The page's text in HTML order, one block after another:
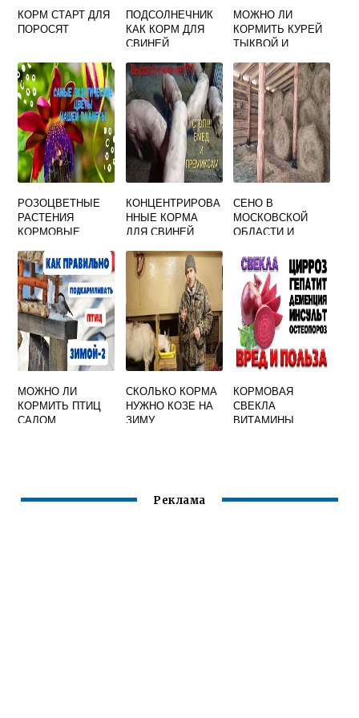
КОРМ СТАРТ ДЛЯ
ПОРОСЯТ
ПОДСОЛНЕЧНИК
КАК КОРМ ДЛЯ
СВИНЕЙ
МОЖНО ЛИ
КОРМИТЬ КУРЕЙ
ТЫКВОЙ И
РОЗОЦВЕТНЫЕ
РАСТЕНИЯ
КОРМОВЫЕ
КОНЦЕНТРИРОВА
ННЫЕ КОРМА
ДЛЯ СВИНЕЙ
СЕНО В
МОСКОВСКОЙ
ОБЛАСТИ И
ДОСТАВКОЙ
НЕДОРОГО
МОЖНО ЛИ
КОРМИТЬ ПТИЦ
САЛОМ
СКОЛЬКО КОРМА
НУЖНО КОЗЕ НА
ЗИМУ
КОРМОВАЯ
СВЕКЛА
ВИТАМИНЫ
Реклама